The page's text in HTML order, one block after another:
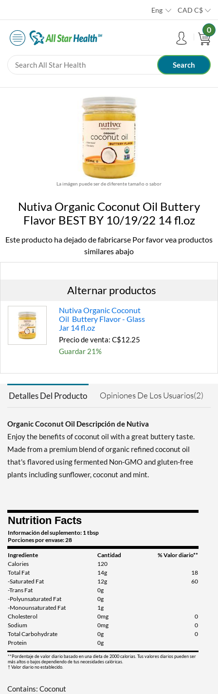
Eng CAD C$
0
La imágen puede ser de diferente tamaño o sabor
Nutiva Organic Coconut Oil Buttery
Flavor BEST BY 10/19/22 14 fl.oz
Este producto ha dejado de fabricarse Por favor vea productos
similares abajo
Alternar productos
Nutiva Organic Coconut
Oil Buttery Flavor - Glass
Jar 14 fl.oz
Precio de venta: C$12.25
Guardar 21%
Detalles Del Producto Opiniones De Los Usuarios(2)
Organic Coconut Oil Descripción de Nutiva
Enjoy the benefits of coconut oil with a great buttery taste.
Made from a premium blend of organic refined coconut oil
that's flavored using fermented Non-GMO and gluten-free
plants including sunflower, coconut and mint.
Nutrition Facts
Información del suplemento: 1 tbsp
Porciones por envase: 28
Ingrediente Cantidad
% Valor diario**
Calories
120
Total Fat
14g
18
-Saturated Fat
12g
60
-Trans Fat
0g
-Polyunsaturated Fat
0g
-Monounsaturated Fat
1g
Cholesterol
0mg
0
Sodium
0mg
0
Total Carbohydrate
0g
0
Protein
0g
**Pordentaje de valor diario basado en una dieta de 2000 calorias. Tus valores diarios pueden ser
más altos o bajos dependiendo de tus necesidades calóricas.
† Valor diario no establecido.
Contains: Coconut